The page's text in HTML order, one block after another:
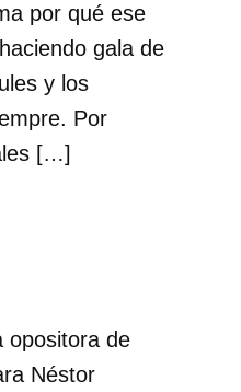
por qué ese
gala de
y los
Por
[…]
opositora de
Néstor